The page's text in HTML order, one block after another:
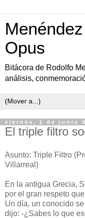
Opus
Bitácora de Rodolfo
análisis,
viernes, 1 de junio
El triple filtro
Asunto: Triple Filtro
Villarreal)
En la antigua Grecia,
por el gran respeto
Un día, un conocido
dijo: -¿Sabes lo que